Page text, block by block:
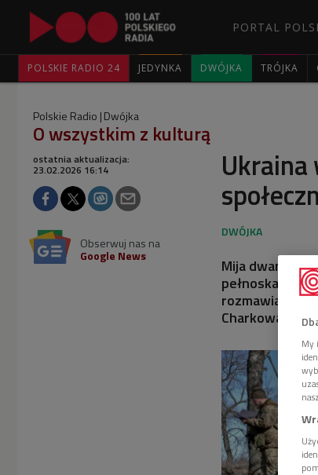
PORTAL
POLSKIE RADIO 24 JEDYNKA DWÓJKA TRÓJKA
Polskie Radio Dwójka
O wszystkim z kulturą
Ukraina
ostatnia aktualizacja:
23.02.2026 16:14
Obserwuj nas na
Google News
Mija dwanaście
pełnoskalowej
rozmawialiśmy
Charkowa, o
My